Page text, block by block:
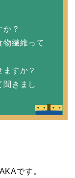
か？
物繊維って
ますか？
聞きまし
です。